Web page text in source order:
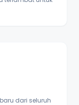
dari seluruh